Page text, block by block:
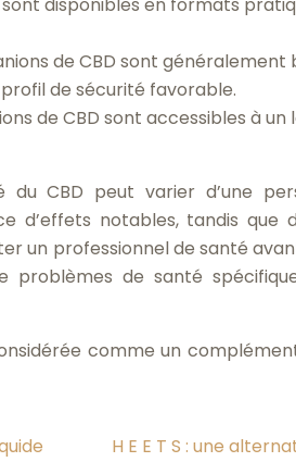
disponibles en formats
de CBD sont généralement
de sécurité favorable.
de CBD sont accessibles à
CBD peut varier d’une
d’effets notables, tandis que
un professionnel de santé
problèmes de santé
comme un
H E E T S : une